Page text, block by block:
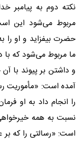
نکته دوم به پیامبر
مربوط می‌شود این
حضرت بیفزاید و او را
ما مربوط می‌شود که با
و داشتن بر پیوند با
آمده است: «مأموریت
را انجام داد به او
نسبت به همه
است: «رسالتی را که بر